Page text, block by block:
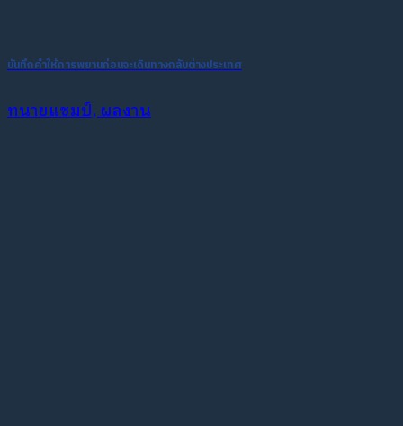
บันทึกคำให้การพยานก่อนจะเดินทางกลับต่างประเทศ
ทนายแชมป์, ผลงาน